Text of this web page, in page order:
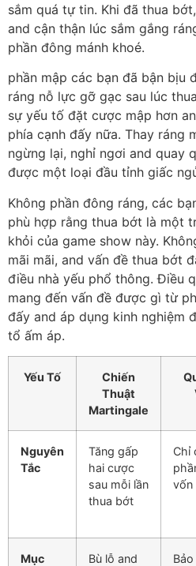
sắm quá tự tin. Khi đã thua
and cận thận lúc sắm gắng
phần đông mánh khoé.
phần mập các bạn đã bận bịu
ráng nỗ lực gỡ gạc sau lúc
sự yếu tố đặt cược mập hơn
phía cạnh đấy nữa. Thay ráng
ngừng lại, nghỉ ngơi and quay
được một loại đầu tỉnh giấc
Không phần đông ráng, các
phù hợp rằng thua bớt là một
khỏi của game show này.
mãi mãi, and vấn đề thua bớt
điều nhà yếu phổ thông. Điều
mang đến vấn đề được gì từ
đấy and áp dụng kinh nghiệm
tổ ấm áp.
Yếu Tố
Chiến
Thuật
Martingale
Nguyên
Tắc
Tăng gấp
hai cược
sau mỗi lần
thua bớt
Chỉ
vốn
Mục
Bù lỗ and